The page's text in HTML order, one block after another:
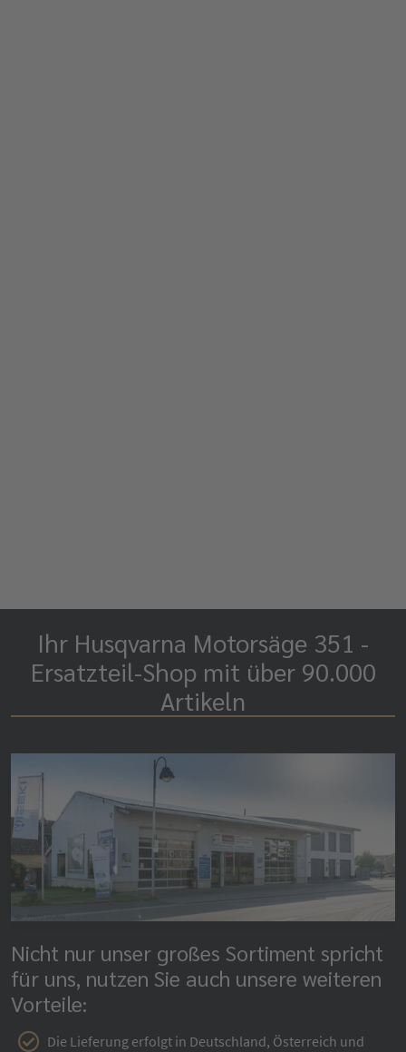
Ihr Husqvarna Motorsäge 351 -
Ersatzteil-Shop mit über 90.000
Artikeln
Nicht nur unser großes Sortiment spricht
für uns, nutzen Sie auch unsere weiteren
Vorteile:
Die Lieferung erfolgt in Deutschland, Österreich und